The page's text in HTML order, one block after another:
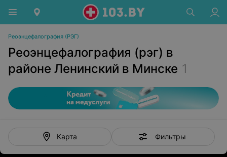
Реоэнцефалография (РЭГ)
Реоэнцефалография (рэг) в
районе Ленинский в Минске 1
Карта Фильтры